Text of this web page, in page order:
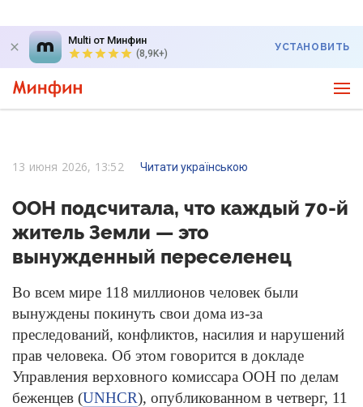
Multi от Минфин
(8,9K+)
УСТАНОВИТЬ
13 июня 2026, 13:52 Читати українською
ООН подсчитала, что каждый 70-й
житель Земли — это
вынужденный переселенец
Во всем мире 118 миллионов человек были
вынуждены покинуть свои дома из-за
преследований, конфликтов, насилия и нарушений
прав человека. Об этом говорится в докладе
Управления верховного комиссара ООН по делам
беженцев (UNHCR), опубликованном в четверг, 11